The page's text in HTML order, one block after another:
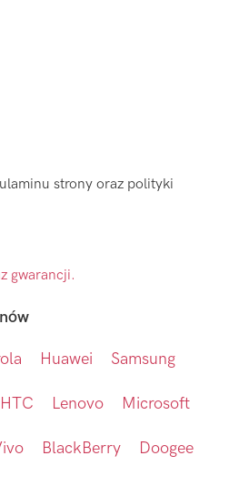
strony oraz polityki
gwarancji.
Huawei Samsung
HTC Lenovo Microsoft
BlackBerry Doogee